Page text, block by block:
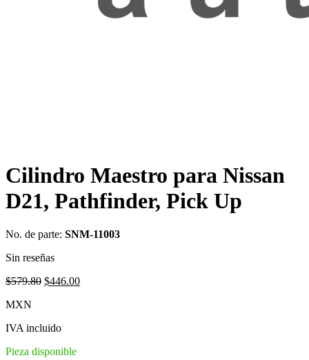
Cilindro Maestro para Nissan
D21, Pathfinder, Pick Up
No. de parte: SNM-11003
Sin reseñas
$579.80 Original
$446.00Current
MXN
IVA incluido
Pieza disponible